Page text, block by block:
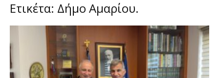
Ετικέτα: Δήμο Αμαρίου.